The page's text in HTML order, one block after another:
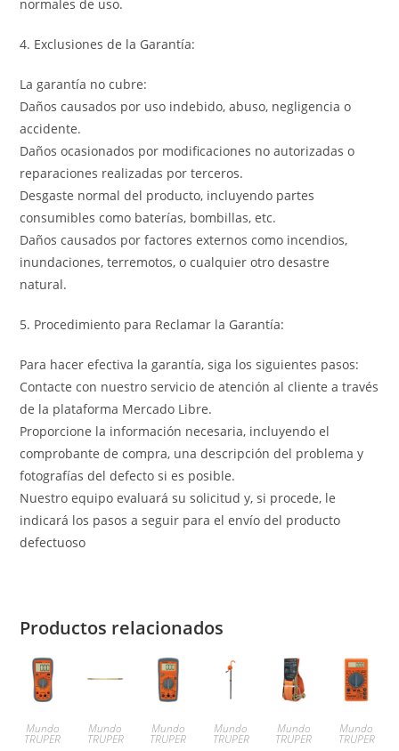
normales de uso.
4. Exclusiones de la Garantía:
La garantía no cubre:
Daños causados por uso indebido, abuso, negligencia o
accidente.
Daños ocasionados por modificaciones no autorizadas o
reparaciones realizadas por terceros.
Desgaste normal del producto, incluyendo partes
consumibles como baterías, bombillas, etc.
Daños causados por factores externos como incendios,
inundaciones, terremotos, o cualquier otro desastre
natural.
5. Procedimiento para Reclamar la Garantía:
Para hacer efectiva la garantía, siga los siguientes pasos:
Contacte con nuestro servicio de atención al cliente a través
de la plataforma Mercado Libre.
Proporcione la información necesaria, incluyendo el
comprobante de compra, una descripción del problema y
fotografías del defecto si es posible.
Nuestro equipo evaluará su solicitud y, si procede, le
indicará los pasos a seguir para el envío del producto
defectuoso
Productos relacionados
Mundo
TRUPER
Mundo
TRUPER
Mundo
TRUPER
Mundo
TRUPER
Mundo
TRUPER
Mundo
TRUPER